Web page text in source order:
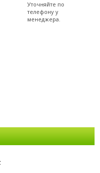
Уточняйте по
телефону у
менеджера.